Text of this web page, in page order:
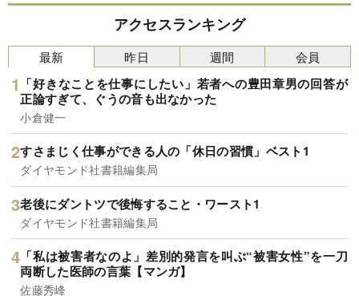
アクセスランキング
最新
「好きなことを仕事にしたい」若者への豊田章男の回答が
正論すぎて、ぐうの音も出なかった
小倉健一
すさまじく仕事ができる人の「休日の習慣」ベスト1
ダイヤモンド社書籍編集局
老後にダントツで後悔すること・ワースト1
ダイヤモンド社書籍編集局
「私は被害者なのよ」差別的発言を叫ぶ“被害女性”を一刀
両断した医師の言葉【マンガ】
佐藤秀峰
昨日 週間 会員